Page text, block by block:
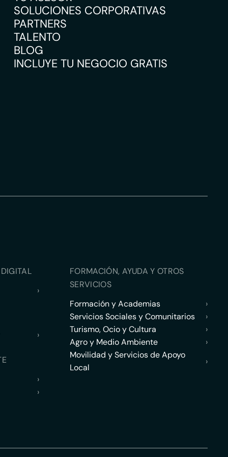
SOLUCIONES CORPORATIVAS
PARTNERS
TALENTO
BLOG
INCLUYE TU NEGOCIO GRATIS
›
›
›
›
FORMACIÓN, AYUDA Y OTROS
SERVICIOS
Formación y Academias
›
Servicios Sociales y Comunitarios
›
Turismo, Ocio y Cultura
›
Agro y Medio Ambiente
›
Movilidad y Servicios de Apoyo
Local
›